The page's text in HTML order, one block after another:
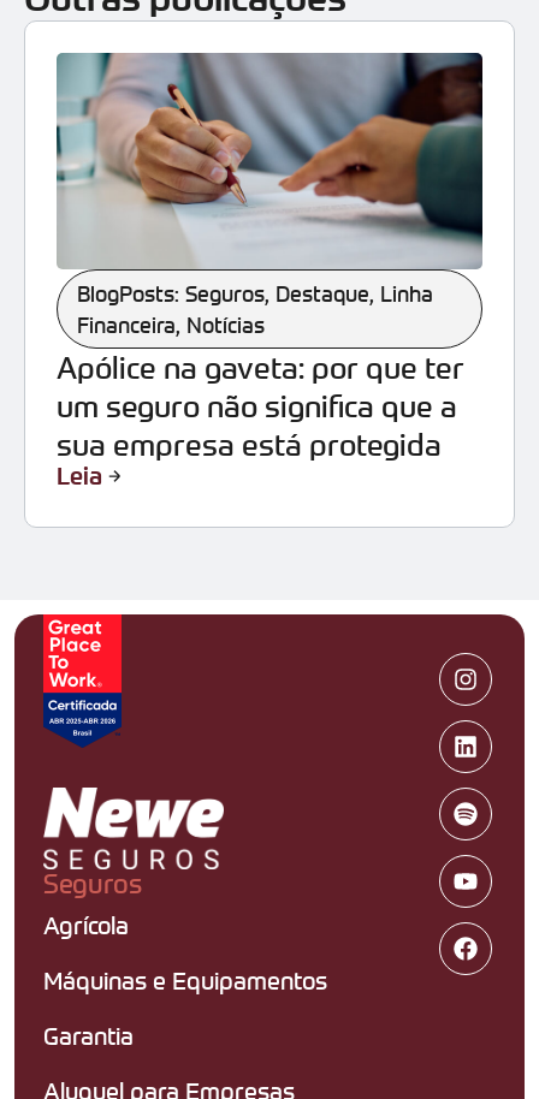
BlogPosts: Seguros, Destaque, Linha
Financeira, Notícias
Apólice na gaveta: por que ter
um seguro não significa que a
sua empresa está protegida
Leia
Seguros
Agrícola
Máquinas e Equipamentos
Garantia
Aluguel para Empresas